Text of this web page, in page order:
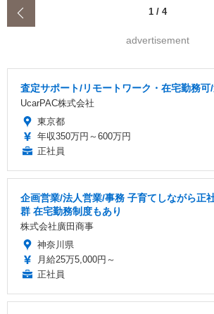
1 / 4
advertisement
査定サポート/リモートワーク・在宅勤務可
UcarPAC株式会社
東京都
年収350万円～600万円
正社員
企画営業/法人営業/事務 子育てしながら正
群 在宅勤務制度もあり
株式会社廣田商事
神奈川県
月給25万5,000円～
正社員